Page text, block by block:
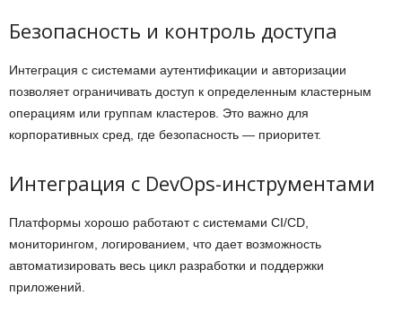
Безопасность и контроль доступа
Интеграция с системами аутентификации и авторизации
позволяет ограничивать доступ к определенным кластерным
операциям или группам кластеров. Это важно для
корпоративных сред, где безопасность — приоритет.
Интеграция с DevOps-инструментами
Платформы хорошо работают с системами CI/CD,
мониторингом, логированием, что дает возможность
автоматизировать весь цикл разработки и поддержки
приложений.